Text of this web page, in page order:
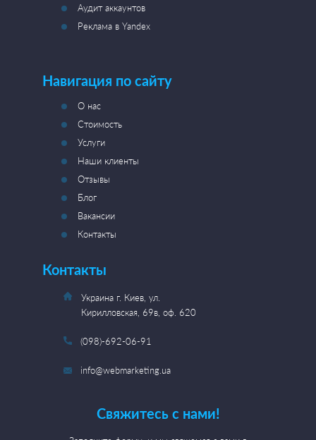
Аудит аккаунтов
Реклама в Yandex
Навигация по сайту
О нас
Стоимость
Услуги
Наши клиенты
Отзывы
Блог
Вакансии
Контакты
Контакты
Украина г. Киев, ул.
Кирилловская, 69в, оф. 620
(098)-692-06-91
info@webmarketing.ua
Свяжитесь с нами!